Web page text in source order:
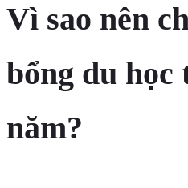
Vì sao nên
bổng du học
năm?